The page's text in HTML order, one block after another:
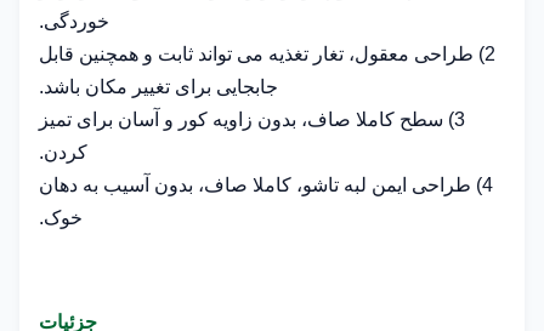
خوردگی.
2) طراحی معقول، تغار تغذیه می تواند ثابت و همچنین قابل
جابجایی برای تغییر مکان باشد.
3) سطح کاملا صاف، بدون زاویه کور و آسان برای تمیز
کردن.
4) طراحی ایمن لبه تاشو، کاملا صاف، بدون آسیب به دهان
خوک.
جزئیات